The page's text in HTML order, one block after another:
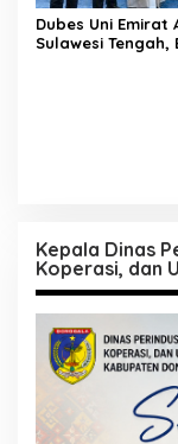
Dubes Uni Emirat
Sulawesi Tengah,
Kepala Dinas
Koperasi, dan